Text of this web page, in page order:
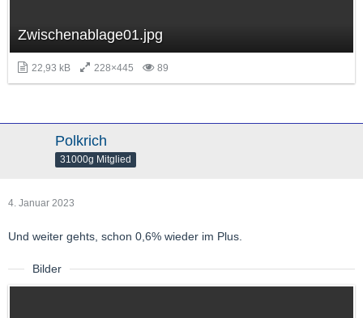
Zwischenablage01.jpg
22,93 kB 228×445 89
Polkrich
31000g Mitglied
4. Januar 2023
Und weiter gehts, schon 0,6% wieder im Plus.
Bilder